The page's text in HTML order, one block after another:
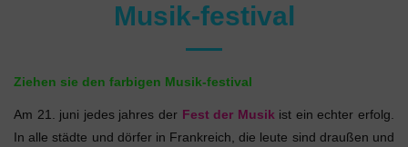
Musik-festival
Ziehen sie den farbigen Musik-festival
Am 21. juni jedes jahres der Fest der Musik ist ein echter erfolg.
In alle städte und dörfer in Frankreich, die leute sind draußen und